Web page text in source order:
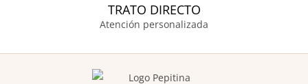
TRATO DIRECTO
Atención personalizada